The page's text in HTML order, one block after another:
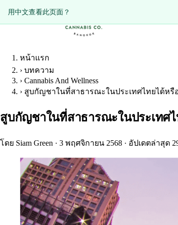
Diese Seite auf Deutsch ansehen?
用中文查看此页面？
หน้าแรก
› บทความ
› Cannabis And Wellness
› สูบกัญชาในที่สาธารณะในประเทศไทยได้ห
สูบกัญชาในที่สาธารณะในประเทศ
โดย Siam Green · 3 พฤศจิกายน 2568 · อัปเดตล่าสุด